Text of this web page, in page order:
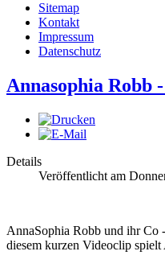
Sitemap
Kontakt
Impressum
Datenschutz
Annasophia
Details
Veröffentlicht am
AnnaSophia Robb und ihr Co
diesem kurzen Videoclip